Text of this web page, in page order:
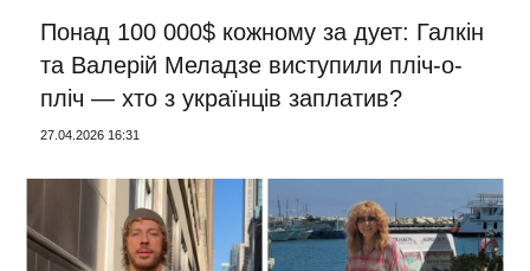
Понад 100 000$ кожному за дует: Галкін
та Валерій Меладзе виступили пліч-о-
пліч — хто з українців заплатив?
27.04.2026 16:31